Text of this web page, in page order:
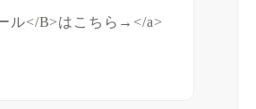
ル</B>はこちら→</a>